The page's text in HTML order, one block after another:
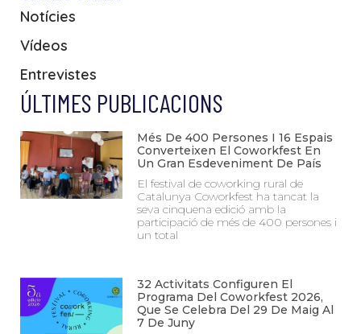
Notícies
Vídeos
Entrevistes
ÚLTIMES PUBLICACIONS
Més De 400 Persones I 16 Espais
Converteixen El Coworkfest En
Un Gran Esdeveniment De País
El festival de coworking rural de
Catalunya Coworkfest ha tancat la
seva cinquena edició amb la
participació de més de 400 persones i
un total
32 Activitats Configuren El
Programa Del Coworkfest 2026,
Que Se Celebra Del 29 De Maig Al
7 De Juny